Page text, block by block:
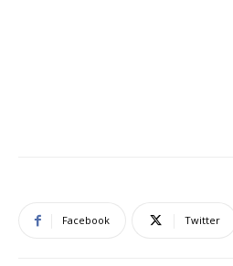
Facebook Twitter